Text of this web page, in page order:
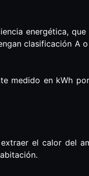
energética,
clasificación A
medido en kWh
el calor del